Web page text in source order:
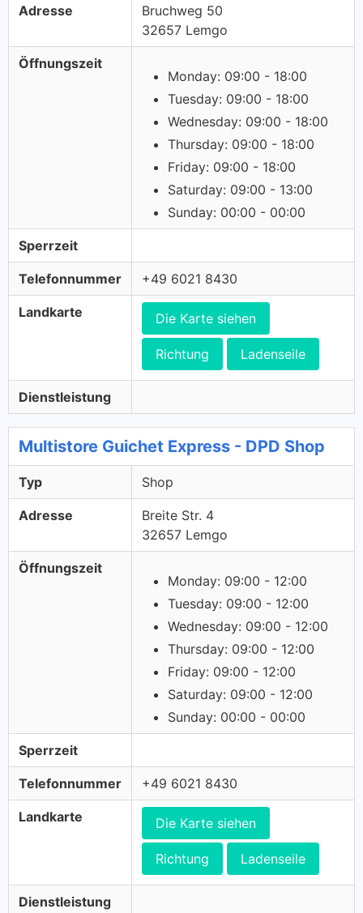
Adresse
Bruchweg 50
32657 Lemgo
Öffnungszeit
Monday: 09:00 - 18:00
Tuesday: 09:00 - 18:00
Wednesday: 09:00 - 18:00
Thursday: 09:00 - 18:00
Friday: 09:00 - 18:00
Saturday: 09:00 - 13:00
Sunday: 00:00 - 00:00
Sperrzeit
Telefonnummer +49 6021 8430
Landkarte Die Karte siehen
Richtung Ladenseile
Dienstleistung
Multistore Guichet Express - DPD Shop
Typ Shop
Adresse
Breite Str. 4
32657 Lemgo
Öffnungszeit
Monday: 09:00 - 12:00
Tuesday: 09:00 - 12:00
Wednesday: 09:00 - 12:00
Thursday: 09:00 - 12:00
Friday: 09:00 - 12:00
Saturday: 09:00 - 12:00
Sunday: 00:00 - 00:00
Sperrzeit
Telefonnummer +49 6021 8430
Landkarte Die Karte siehen
Richtung Ladenseile
Dienstleistung